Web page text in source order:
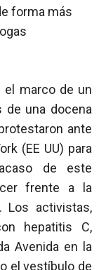
forma más
el marco de un
de una docena
ante
(EE UU) para
de este
frente a la
Los activistas,
hepatitis C,
Avenida en la
el vestíbulo de